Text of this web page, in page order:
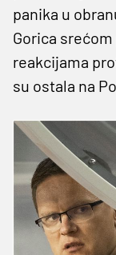
panika u
Gorica
reakcijama
su ostala na